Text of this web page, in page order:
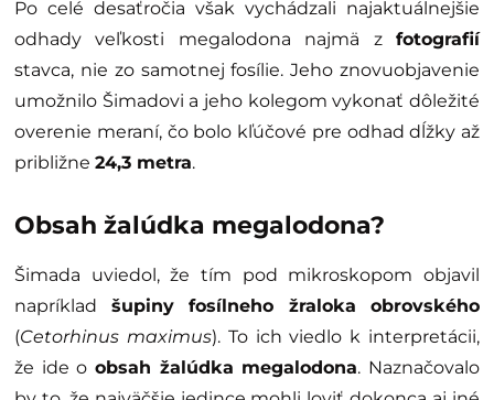
Po celé desaťročia však vychádzali najaktuálnejšie
odhady veľkosti megalodona najmä z fotografií
stavca, nie zo samotnej fosílie. Jeho znovuobjavenie
umožnilo Šimadovi a jeho kolegom vykonať dôležité
overenie meraní, čo bolo kľúčové pre odhad dĺžky až
približne 24,3 metra.
Obsah žalúdka megalodona?
Šimada uviedol, že tím pod mikroskopom objavil
napríklad šupiny fosílneho žraloka obrovského
(Cetorhinus maximus). To ich viedlo k interpretácii,
že ide o obsah žalúdka megalodona. Naznačovalo